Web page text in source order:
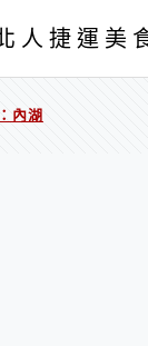
人捷運美
內湖